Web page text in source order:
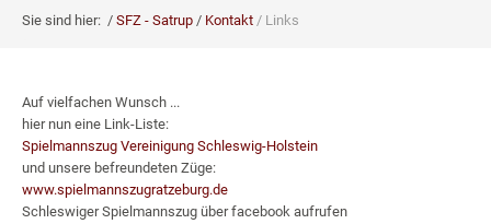
Sie sind hier: SFZ - Satrup Kontakt Links
Auf vielfachen Wunsch ...
hier nun eine Link-Liste:
Spielmannszug Vereinigung Schleswig-Holstein
und unsere befreundeten Züge:
www.spielmannszugratzeburg.de
Schleswiger Spielmannszug über facebook aufrufen